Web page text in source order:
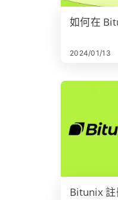
如何在
2024/01/13
Bitunix